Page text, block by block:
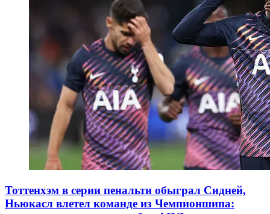
Тоттенхэм в серии пенальти обыграл Сидней,
Ньюкасл влетел команде из Чемпионшипа: